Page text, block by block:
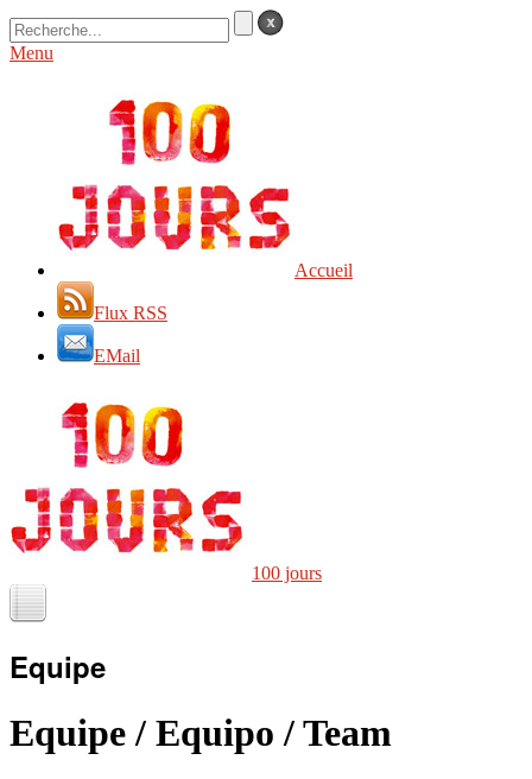
Menu
Accueil
Flux RSS
EMail
100 jours
Equipe
Equipe / Equipo / Team